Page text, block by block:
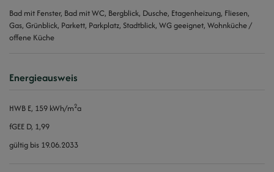
Bad mit Fenster Bad mit WC Bergblick Dusche Etagenheizung Fliesen
Gas Grünblick Parkett Parkplatz Stadtblick WG geeignet Wohnküche /
offene Küche
Energieausweis
HWB E, 159 kWh/m2a
fGEE D, 1,99
gültig bis 19.06.2033